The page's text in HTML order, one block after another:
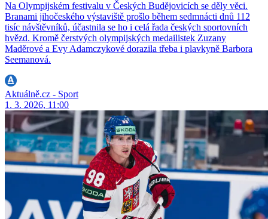
Na Olympijském festivalu v Českých Budějovicích se děly věci.
Branami jihočeského výstaviště prošlo během sedmnácti dnů 112
tisíc návštěvníků, účastnila se ho i celá řada českých sportovních
hvězd. Kromě čerstvých olympijských medailistek Zuzany
Maděrové a Evy Adamczykové dorazila třeba i plavkyně Barbora
Seemanová.
Aktuálně.cz - Sport
1. 3. 2026, 11:00